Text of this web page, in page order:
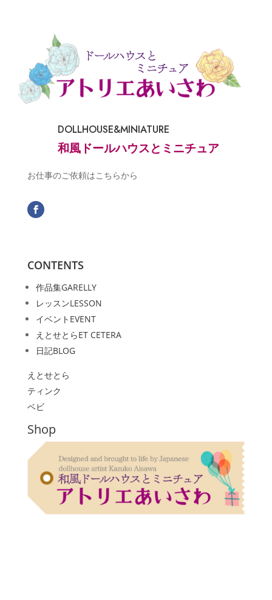
DOLLHOUSE&MINIATURE
和風ドールハウスとミニチュア
お仕事のご依頼はこちらから
CONTENTS
作品集GARELLY
レッスンLESSON
イベント EVENT
えとせとらET CETERA
日記BLOG
えとせとら
ティンク
ベビ
Shop